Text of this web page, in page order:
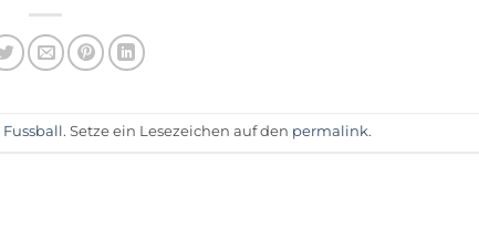
Fussball . Setze ein Lesezeichen auf den permalink.